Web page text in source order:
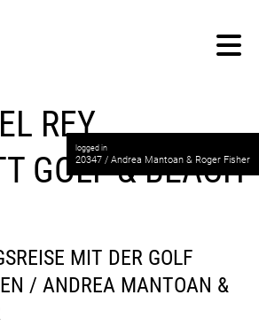
logged in
20347 / Andrea Mantoan & Roger Fisher
REY
GOLF & BEACH
MIT DER GOLF
/ ANDREA MANTOAN &